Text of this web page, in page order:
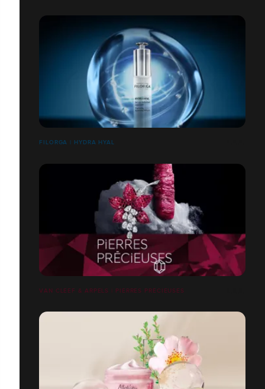
FILORGA | HYDRA HYAL
VAN CLEEF & ARPELS | PIERRES PRÉCIEUSES